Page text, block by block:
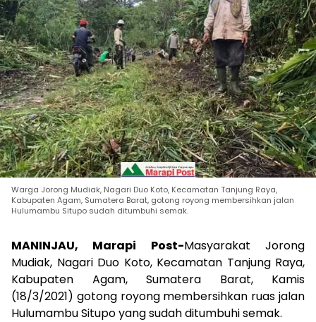
Warga Jorong Mudiak, Nagari Duo Koto, Kecamatan Tanjung Raya,
Kabupaten Agam, Sumatera Barat, gotong royong membersihkan jalan
Hulumambu Situpo sudah ditumbuhi semak.
MANINJAU, Marapi Post-Masyarakat Jorong
Mudiak, Nagari Duo Koto, Kecamatan Tanjung Raya,
Kabupaten Agam, Sumatera Barat, Kamis
(18/3/2021) gotong royong membersihkan ruas jalan
Hulumambu Situpo yang sudah ditumbuhi semak.